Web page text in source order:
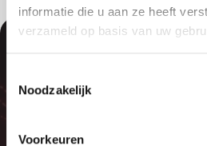
informatie die u aan ze heeft
verzameld op basis van uw
Noodzakelijk
Voorkeuren